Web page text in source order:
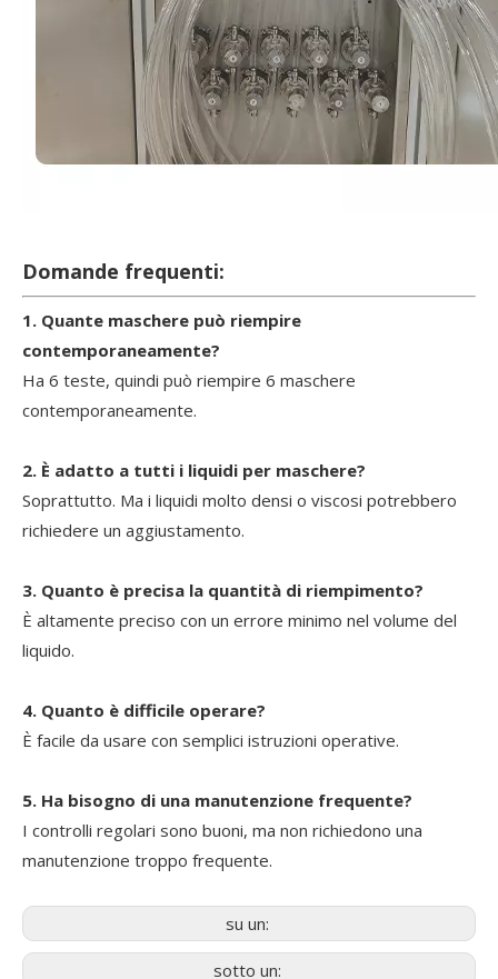
Domande frequenti:
1. Quante maschere può riempire
contemporaneamente?
Ha 6 teste, quindi può riempire 6 maschere
contemporaneamente.
2. È adatto a tutti i liquidi per maschere?
Soprattutto. Ma i liquidi molto densi o viscosi potrebbero
richiedere un aggiustamento.
3. Quanto è precisa la quantità di riempimento?
È altamente preciso con un errore minimo nel volume del
liquido.
4. Quanto è difficile operare?
È facile da usare con semplici istruzioni operative.
5. Ha bisogno di una manutenzione frequente?
I controlli regolari sono buoni, ma non richiedono una
manutenzione troppo frequente.
su un:
sotto un: